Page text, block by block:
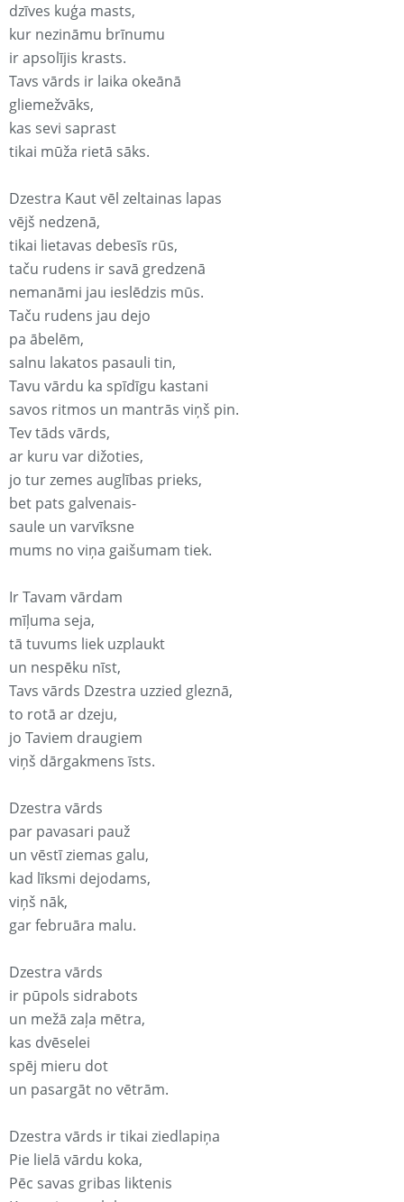
dzīves kuģa masts,
kur nezināmu brīnumu
ir apsolījis krasts.
Tavs vārds ir laika okeānā
gliemežvāks,
kas sevi saprast
tikai mūža rietā sāks.
Dzestra Kaut vēl zeltainas lapas
vējš nedzenā,
tikai lietavas debesīs rūs,
taču rudens ir savā gredzenā
nemanāmi jau ieslēdzis mūs.
Taču rudens jau dejo
pa ābelēm,
salnu lakatos pasauli tin,
Tavu vārdu ka spīdīgu kastani
savos ritmos un mantrās viņš pin.
Tev tāds vārds,
ar kuru var dižoties,
jo tur zemes auglības prieks,
bet pats galvenais-
saule un varvīksne
mums no viņa gaišumam tiek.
Ir Tavam vārdam
mīļuma seja,
tā tuvums liek uzplaukt
un nespēku nīst,
Tavs vārds Dzestra uzzied gleznā,
to rotā ar dzeju,
jo Taviem draugiem
viņš dārgakmens īsts.
Dzestra vārds
par pavasari pauž
un vēstī ziemas galu,
kad līksmi dejodams,
viņš nāk,
gar februāra malu.
Dzestra vārds
ir pūpols sidrabots
un mežā zaļa mētra,
kas dvēselei
spēj mieru dot
un pasargāt no vētrām.
Dzestra vārds ir tikai ziedlapiņa
Pie lielā vārdu koka,
Pēc savas gribas liktenis